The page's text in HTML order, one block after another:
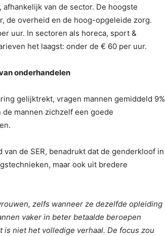
van de sector. De hoogste
de overheid en de hoog-opgeleide zorg.
uur. In sectoren als horeca, sport &
het laagst: onder de € 60 per uur.
onderhandelen
gelijktrekt, vragen mannen gemiddeld 9%
de mannen zichzelf een goede
de SER, benadrukt dat de genderkloof in
maar ook uit bredere
zelfs wanneer ze dezelfde opleiding
vaker in beter betaalde beroepen
is niet het volledige verhaal. De focus zou